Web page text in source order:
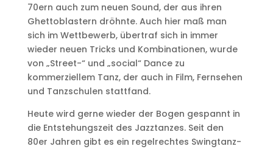
70ern auch zum neuen Sound, der aus ihren
Ghettoblastern dröhnte. Auch hier maß man
sich im Wettbewerb, übertraf sich in immer
wieder neuen Tricks und Kombinationen, wurde
von „Street-“ und „social“ Dance zu
kommerziellem Tanz, der auch in Film, Fernsehen
und Tanzschulen stattfand.
Heute wird gerne wieder der Bogen gespannt in
die Entstehungszeit des Jazztanzes. Seit den
80er Jahren gibt es ein regelrechtes Swingtanz-